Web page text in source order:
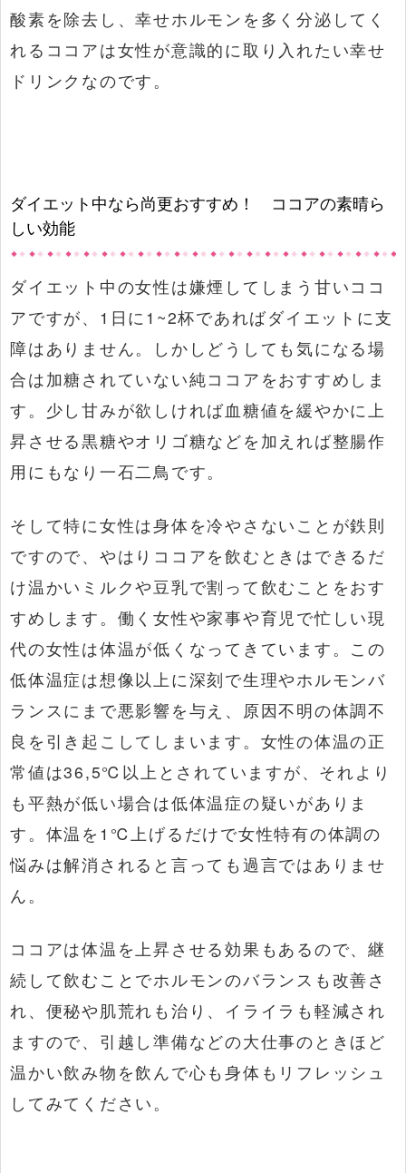
酸素を除去し、幸せホルモンを多く分泌してく
れるココアは女性が意識的に取り入れたい幸せ
ドリンクなのです。
ダイエット中なら尚更おすすめ！ ココアの素晴ら
しい効能
ダイエット中の女性は嫌煙してしまう甘いココ
アですが、1日に1~2杯であればダイエットに支
障はありません。しかしどうしても気になる場
合は加糖されていない純ココアをおすすめしま
す。少し甘みが欲しければ血糖値を緩やかに上
昇させる黒糖やオリゴ糖などを加えれば整腸作
用にもなり一石二鳥です。
そして特に女性は身体を冷やさないことが鉄則
ですので、やはりココアを飲むときはできるだ
け温かいミルクや豆乳で割って飲むことをおす
すめします。働く女性や家事や育児で忙しい現
代の女性は体温が低くなってきています。この
低体温症は想像以上に深刻で生理やホルモンバ
ランスにまで悪影響を与え、原因不明の体調不
良を引き起こしてしまいます。女性の体温の正
常値は36,5℃以上とされていますが、それより
も平熱が低い場合は低体温症の疑いがありま
す。体温を1℃上げるだけで女性特有の体調の
悩みは解消されると言っても過言ではありませ
ん。
ココアは体温を上昇させる効果もあるので、継
続して飲むことでホルモンのバランスも改善さ
れ、便秘や肌荒れも治り、イライラも軽減され
ますので、引越し準備などの大仕事のときほど
温かい飲み物を飲んで心も身体もリフレッシュ
してみてください。